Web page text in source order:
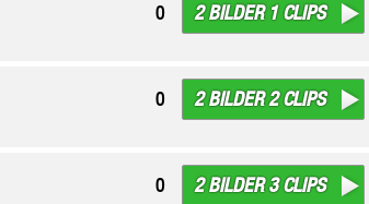
2 BILDER 1 CLIPS
0
2 BILDER 2 CLIPS
0
2 BILDER 3 CLIPS
0